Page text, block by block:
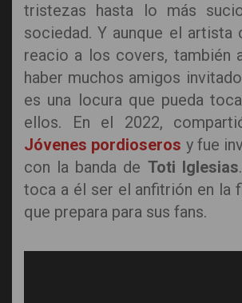
tristezas hasta lo más
sociedad. Y aunque el artista
reacio a los covers, también
haber muchos amigos
es una locura que pueda
ellos. En el 2022,
Jóvenes pordioseros y fue
con la banda de Toti Iglesias
toca a él ser el anfitrión en la
que prepara para sus fans.